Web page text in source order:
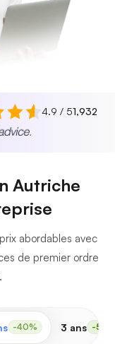
4.9 / 51,932
Autriche
abordables avec
de premier ordre
-40% 3 ans -